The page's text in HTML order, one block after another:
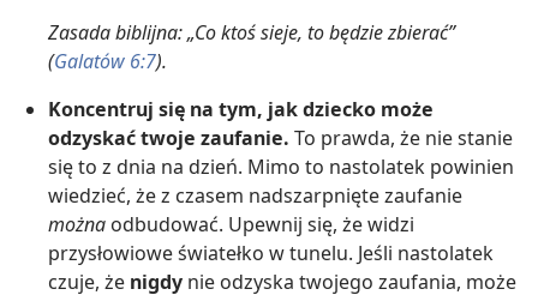
Zasada biblijna: „Co ktoś sieje, to będzie zbierać”
(Galatów 6:7).
Koncentruj się na tym, jak dziecko może
odzyskać twoje zaufanie. To prawda, że nie stanie
się to z dnia na dzień. Mimo to nastolatek powinien
wiedzieć, że z czasem nadszarpnięte zaufanie
można odbudować. Upewnij się, że widzi
przysłowiowe światełko w tunelu. Jeśli nastolatek
czuje, że nigdy nie odzyska twojego zaufania, może